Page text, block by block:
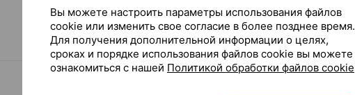
Вы можете настроить параметры использования файлов
cookie или изменить свое согласие в более позднее время.
Для получения дополнительной информации о целях,
сроках и порядке использования файлов cookie вы можете
ознакомиться с нашей Политикой обработки файлов cookie